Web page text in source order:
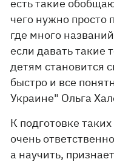
есть такие
чего нужно просто
где много
если давать
детям становится
быстро и все
Украине" Ольга
К подготовке
очень
а научить,